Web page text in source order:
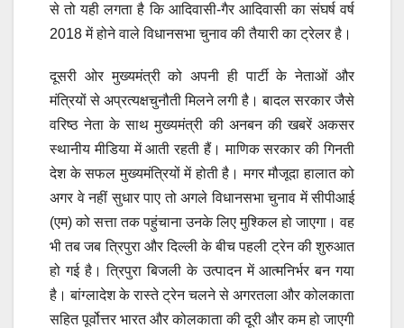
से तो यही लगता है कि आदिवासी-गैर आदिवासी का संघर्ष वर्ष
2018 में होने वाले विधानसभा चुनाव की तैयारी का ट्रेलर है।
दूसरी ओर मुख्यमंत्री को अपनी ही पार्टी के नेताओं और
मंत्रियों से अप्रत्यक्षचुनौती मिलने लगी है। बादल सरकार जैसे
वरिष्ठ नेता के साथ मुख्यमंत्री की अनबन की खबरें अकसर
स्थानीय मीडिया में आती रहती हैं। माणिक सरकार की गिनती
देश के सफल मुख्यमंत्रियों में होती है। मगर मौजूदा हालात को
अगर वे नहीं सुधार पाए तो अगले विधानसभा चुनाव में सीपीआई
(एम) को सत्ता तक पहुंचाना उनके लिए मुश्किल हो जाएगा। वह
भी तब जब त्रिपुरा और दिल्ली के बीच पहली ट्रेन की शुरुआत
हो गई है। त्रिपुरा बिजली के उत्पादन में आत्मनिर्भर बन गया
है। बांग्लादेश के रास्ते ट्रेन चलने से अगरतला और कोलकाता
सहित पूर्वोत्तर भारत और कोलकाता की दूरी और कम हो जाएगी